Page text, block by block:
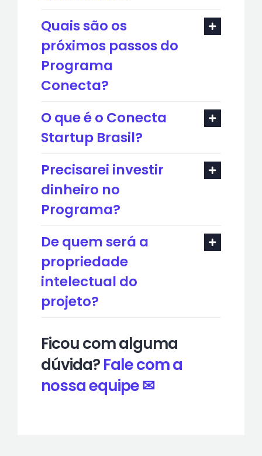
Quais são os
próximos passos do
Programa
Conecta?
O que é o Conecta
Startup Brasil?
Precisarei investir
dinheiro no
Programa?
De quem será a
propriedade
intelectual do
projeto?
Ficou com alguma
dúvida?Fale com a
nossa equipe ✉